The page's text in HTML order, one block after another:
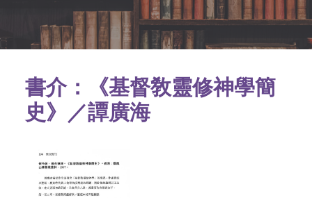
書介：《基督敎靈修神學簡
史》／譚廣海